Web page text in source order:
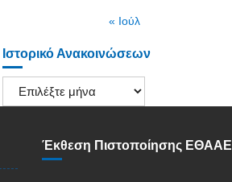
« Ιούλ
Ιστορικό Ανακοινώσεων
Ιστορικό
Ανακοινώσεων
Έκθεση Πιστοποίησης ΕΘΑΑΕ